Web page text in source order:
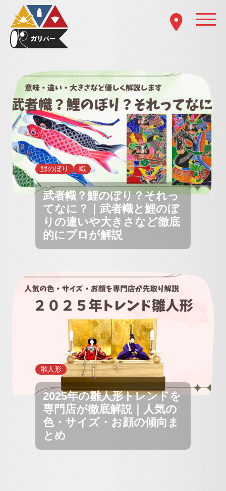
鯉のぼり 幟
武者幟？鯉のぼり？それっ
てなに？｜武者幟と鯉のぼ
りの違いや大きさなど徹底
的にプロが解説
雛人形
2025年の雛人形トレンドを
専門店が徹底解説｜人気の
色・サイズ・お顔の傾向ま
とめ